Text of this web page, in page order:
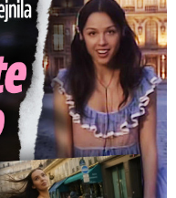
jako Olivie Rodrigo!